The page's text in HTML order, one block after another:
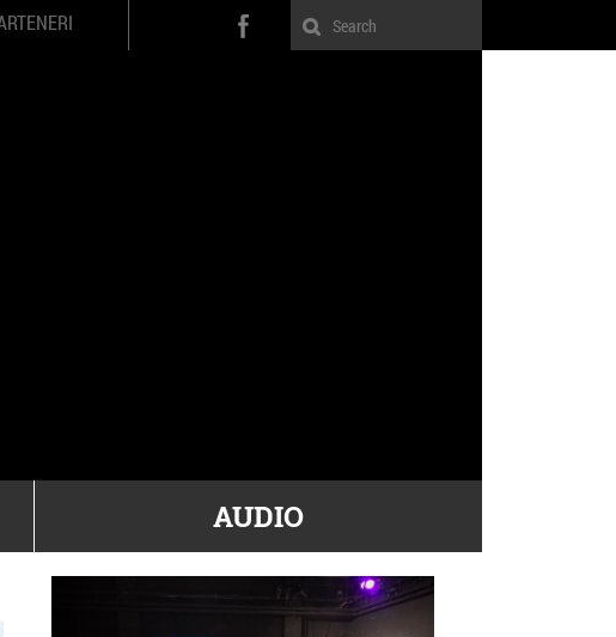
AUDIO